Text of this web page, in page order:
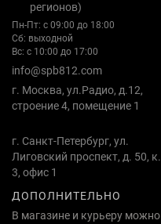
регионов)
Пн-Пт: с 09:00 до 18:00
Сб: выходной
Вс: с 10:00 до 17:00
info@spb812.com
г. Москва, ул.Радио, д.12,
строение 4, помещение 1
г. Санкт-Петербург, ул.
Лиговский проспект, д. 50, к.
3, офис 1
ДОПОЛНИТЕЛЬНО
В магазине и курьеру можно